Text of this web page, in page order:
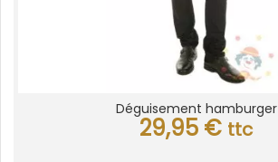
Déguisement hamburger
29,95 € ttc